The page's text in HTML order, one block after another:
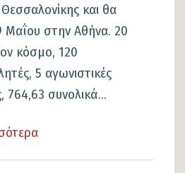
και θα
Μαΐου στην Αθήνα. 20
κόσμο, 120
5 αγωνιστικές
764,63 συνολικά...